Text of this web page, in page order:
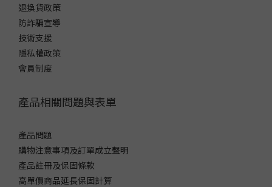
退換貨政策
防詐騙宣導
技術支援
隱私權政策
會員制度
產品相關問題與表單
產品問題
購物注意事項及訂單成立聲明
產品註冊及保固條款
高單價商品延長保固計算